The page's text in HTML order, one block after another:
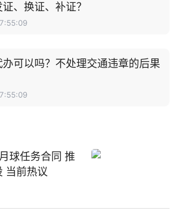
、换证、补证？
办可以吗？不处理交通违章的后果
球任务合同 推
当前热议